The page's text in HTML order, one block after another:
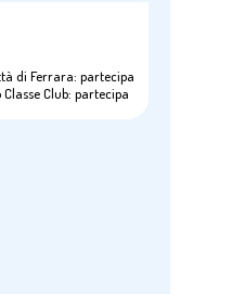
di Ferrara: partecipa
Club: partecipa